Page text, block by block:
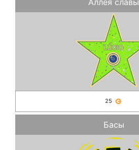
Аллея славы
25
Басы